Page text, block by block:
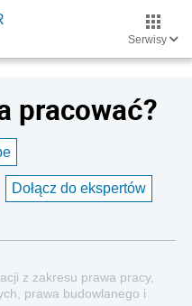
Serwisy
pracować?
Dołącz do ekspertów
z zakresu prawa pracy,
prawa budowlanego i